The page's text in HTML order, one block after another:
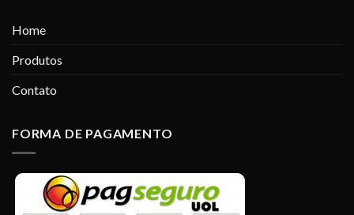
Home
Produtos
Contato
FORMA DE PAGAMENTO